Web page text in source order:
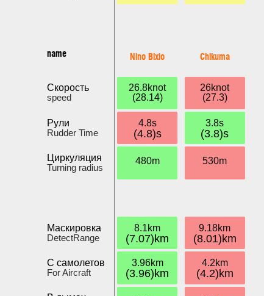
name
Скорость
speed
Рули
Rudder Time
Циркуляция
Turning radius
Маскировка
DetectRange
С самолетов
For Aircraft
Nino Bixio
26.8knot
(28.14)
4.8s
(4.8)s
480m
8.1km
(7.07)km
3.96km
(3.96)km
Chikuma
26knot
(27.3)
3.8s
(3.8)s
530m
9.18km
(8.01)km
4.2km
(4.2)km